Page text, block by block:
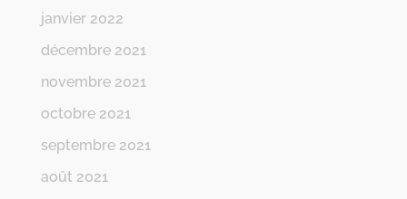
janvier 2022
décembre 2021
novembre 2021
octobre 2021
septembre 2021
août 2021